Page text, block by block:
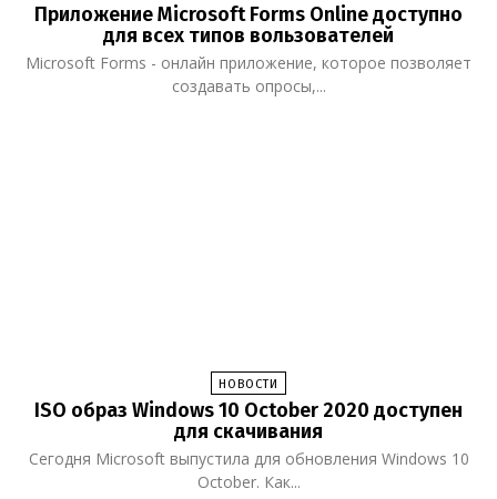
Приложение Microsoft Forms Online доступно
для всех типов вользователей
Microsoft Forms - онлайн приложение, которое позволяет
создавать опросы,...
НОВОСТИ
ISO образ Windows 10 October 2020 доступен
для скачивания
Сегодня Microsoft выпустила для обновления Windows 10
October. Как...